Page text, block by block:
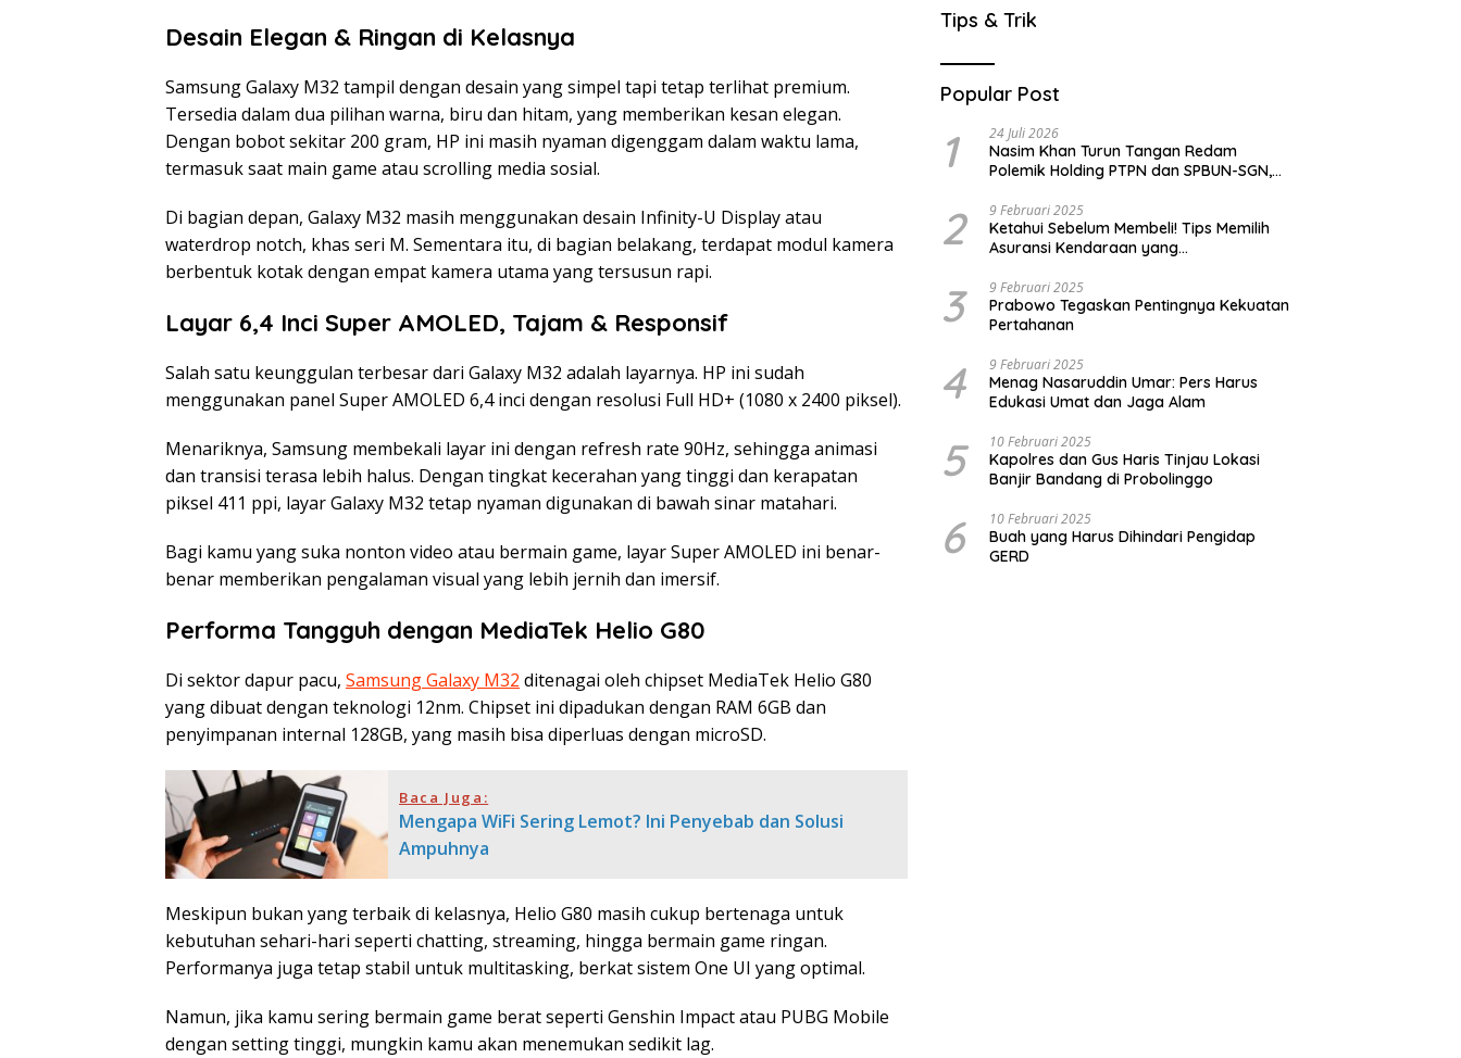
Desain Elegan & Ringan di Kelasnya
Samsung Galaxy M32 tampil dengan desain yang simpel tapi tetap terlihat premium.
Tersedia dalam dua pilihan warna, biru dan hitam, yang memberikan kesan elegan.
Dengan bobot sekitar 200 gram, HP ini masih nyaman digenggam dalam waktu lama,
termasuk saat main game atau scrolling media sosial.
Di bagian depan, Galaxy M32 masih menggunakan desain Infinity-U Display atau
waterdrop notch, khas seri M. Sementara itu, di bagian belakang, terdapat modul kamera
berbentuk kotak dengan empat kamera utama yang tersusun rapi.
Layar 6,4 Inci Super AMOLED, Tajam & Responsif
Salah satu keunggulan terbesar dari Galaxy M32 adalah layarnya. HP ini sudah
menggunakan panel Super AMOLED 6,4 inci dengan resolusi Full HD+ (1080 x 2400 piksel).
Menariknya, Samsung membekali layar ini dengan refresh rate 90Hz, sehingga animasi
dan transisi terasa lebih halus. Dengan tingkat kecerahan yang tinggi dan kerapatan
piksel 411 ppi, layar Galaxy M32 tetap nyaman digunakan di bawah sinar matahari.
Bagi kamu yang suka nonton video atau bermain game, layar Super AMOLED ini benar-
benar memberikan pengalaman visual yang lebih jernih dan imersif.
Performa Tangguh dengan MediaTek Helio G80
Di sektor dapur pacu, Samsung Galaxy M32 ditenagai oleh chipset MediaTek Helio G80
yang dibuat dengan teknologi 12nm. Chipset ini dipadukan dengan RAM 6GB dan
penyimpanan internal 128GB, yang masih bisa diperluas dengan microSD.
Baca Juga:
Mengapa WiFi Sering Lemot? Ini Penyebab dan Solusi
Ampuhnya
Meskipun bukan yang terbaik di kelasnya, Helio G80 masih cukup bertenaga untuk
kebutuhan sehari-hari seperti chatting, streaming, hingga bermain game ringan.
Performanya juga tetap stabil untuk multitasking, berkat sistem One UI yang optimal.
Namun, jika kamu sering bermain game berat seperti Genshin Impact atau PUBG Mobile
dengan setting tinggi, mungkin kamu akan menemukan sedikit lag.
Tips & Trik
Popular Post
1 24 Juli 2026
Nasim Khan Turun Tangan Redam
Polemik Holding PTPN dan SPBUN-SGN,
2 9 Februari 2025
Ketahui Sebelum Membeli! Tips Memilih
Asuransi Kendaraan yang
3 9 Februari 2025
Prabowo Tegaskan Pentingnya Kekuatan
Pertahanan
4 9 Februari 2025
Menag Nasaruddin Umar: Pers Harus
Edukasi Umat dan Jaga Alam
5 10 Februari 2025
Kapolres dan Gus Haris Tinjau Lokasi
Banjir Bandang di Probolinggo
6 10 Februari 2025
Buah yang Harus Dihindari Pengidap
GERD